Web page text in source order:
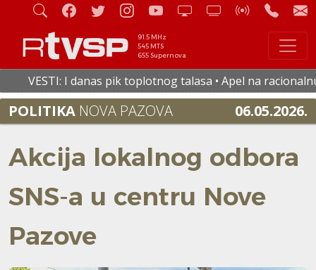
91.5 MHz
545 MTS
655 Supernova
danas pik toplotnog talasa • Apel na racionalnu potrošnju
POLITIKA NOVA PAZOVA 06.05.2026.
Akcija lokalnog odbora
SNS-a u centru Nove
Pazove